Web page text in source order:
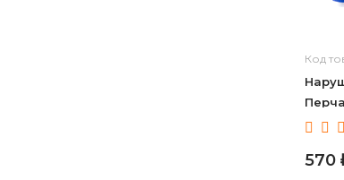
Код
Flat
570